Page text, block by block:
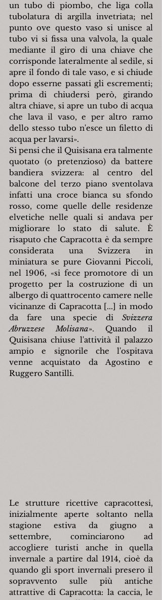
un tubo di piombo, che liga colla
tubolatura di argilla invetriata; nel
punto ove questo vaso si unisce al
tubo vi si fissa una valvola, la quale
mediante il giro di una chiave che
corrisponde lateralmente al sedile, si
apre il fondo di tale vaso, e si chiude
dopo esserne passati gli escrementi;
prima di chiudersi però, girando
altra chiave, si apre un tubo di acqua
che lava il vaso, e per altro ramo
dello stesso tubo n'esce un filetto di
acqua per lavarsi».
Si pensi che il Quisisana era talmente
quotato (o pretenzioso) da battere
bandiera svizzera: al centro del
balcone del terzo piano sventolava
infatti una croce bianca su sfondo
rosso, come quelle delle residenze
elvetiche nelle quali si andava per
migliorare lo stato di salute. È
risaputo che Capracotta è da sempre
considerata una Svizzera in
miniatura se pure Giovanni Piccoli,
nel 1906, «si fece promotore di un
progetto per la costruzione di un
albergo di quattrocento camere nelle
vicinanze di Capracotta [...] in modo
da fare una specie di Svizzera
Abruzzese Molisana». Quando il
Quisisana chiuse l'attività il palazzo
ampio e signorile che l'ospitava
venne acquistato da Agostino e
Ruggero Santilli.
Le strutture ricettive capracottesi,
inizialmente aperte soltanto nella
stagione estiva da giugno a
settembre, cominciarono ad
accogliere turisti anche in quella
invernale a partire dal 1914, cioè da
quando gli sport invernali presero il
sopravvento sulle più antiche
attrattive di Capracotta: la caccia, le